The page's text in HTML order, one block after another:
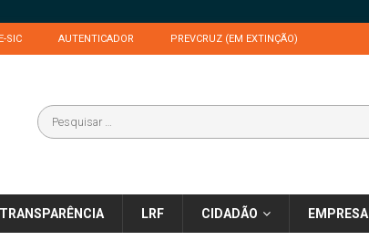
SIC AUTENTICADOR PREVCRUZ (EM EXTINÇÃO)
TRANSPARÊNCIA LRF CIDADÃO EMPRESA